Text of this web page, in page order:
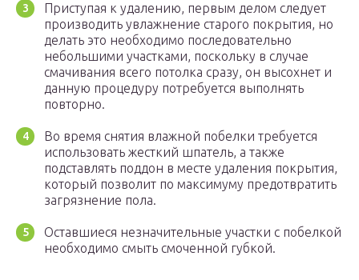
Приступая к удалению, первым делом следует
производить увлажнение старого покрытия, но
делать это необходимо последовательно
небольшими участками, поскольку в случае
смачивания всего потолка сразу, он высохнет и
данную процедуру потребуется выполнять
повторно.
Во время снятия влажной побелки требуется
использовать жесткий шпатель, а также
подставлять поддон в месте удаления покрытия,
который позволит по максимуму предотвратить
загрязнение пола.
Оставшиеся незначительные участки с побелкой
необходимо смыть смоченной губкой.